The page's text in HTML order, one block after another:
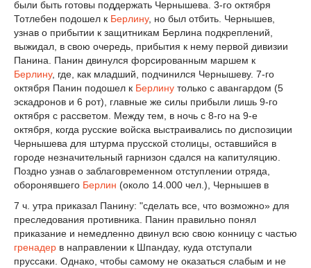
были быть готовы поддержать Чернышева. 3-го октября
Тотлебен подошел к Берлину, но был отбить. Чернышев,
узнав о прибытии к защитникам Берлина подкреплений,
выжидал, в свою очередь, прибытия к нему первой дивизии
Панина. Панин двинулся форсированным маршем к
Берлину, где, как младший, подчинился Чернышеву. 7-го
октября Панин подошел к Берлину только с авангардом (5
эскадронов и 6 рот), главные же силы прибыли лишь 9-го
октября с рассветом. Между тем, в ночь с 8-го на 9-е
октября, когда русские войска выстраивались по диспозиции
Чернышева для штурма прусской столицы, оставшийся в
городе незначительный гарнизон сдался на капитуляцию.
Поздно узнав о заблаговременном отступлении отряда,
оборонявшего Берлин (около 14.000 чел.), Чернышев в
7 ч. утра приказал Панину: "сделать все, что возможно» для
преследования противника. Панин правильно понял
приказание и немедленно двинул всю свою конницу с частью
гренадер в направлении к Шпандау, куда отступали
пруссаки. Однако, чтобы самому не оказаться слабым и не